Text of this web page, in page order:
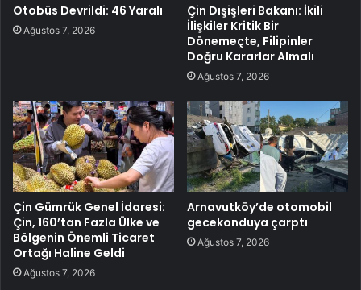
Otobüs Devrildi: 46 Yaralı
Ağustos 7, 2026
Çin Dışişleri Bakanı: İkili
İlişkiler Kritik Bir
Dönemeçte, Filipinler
Doğru Kararlar Almalı
Ağustos 7, 2026
Çin Gümrük Genel İdaresi:
Çin, 160’tan Fazla Ülke ve
Bölgenin Önemli Ticaret
Ortağı Haline Geldi
Ağustos 7, 2026
Arnavutköy’de otomobil
gecekonduya çarptı
Ağustos 7, 2026